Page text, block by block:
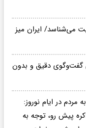
می‌شناسد/ ایران میز
گفت‌وگوی دقیق و بدون
در ایام نوروز:
پیش رو، توجه به